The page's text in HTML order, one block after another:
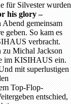
für Silvester wurden
his glory –
Abend gemeinsam
geben. So kam es
verbracht.
zu Michal Jackson
im KISIHAUS ein.
mit superlustigen
Top-Flop-
entschied,